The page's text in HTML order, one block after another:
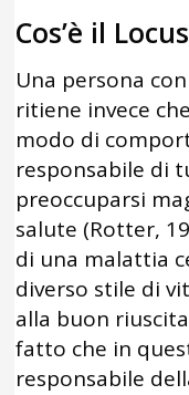
Cos’è il
Una persona con
ritiene invece
modo di
responsabile di
preoccuparsi
salute (Rotter,
di una malattia
diverso stile di
alla buon
fatto che in
responsabile